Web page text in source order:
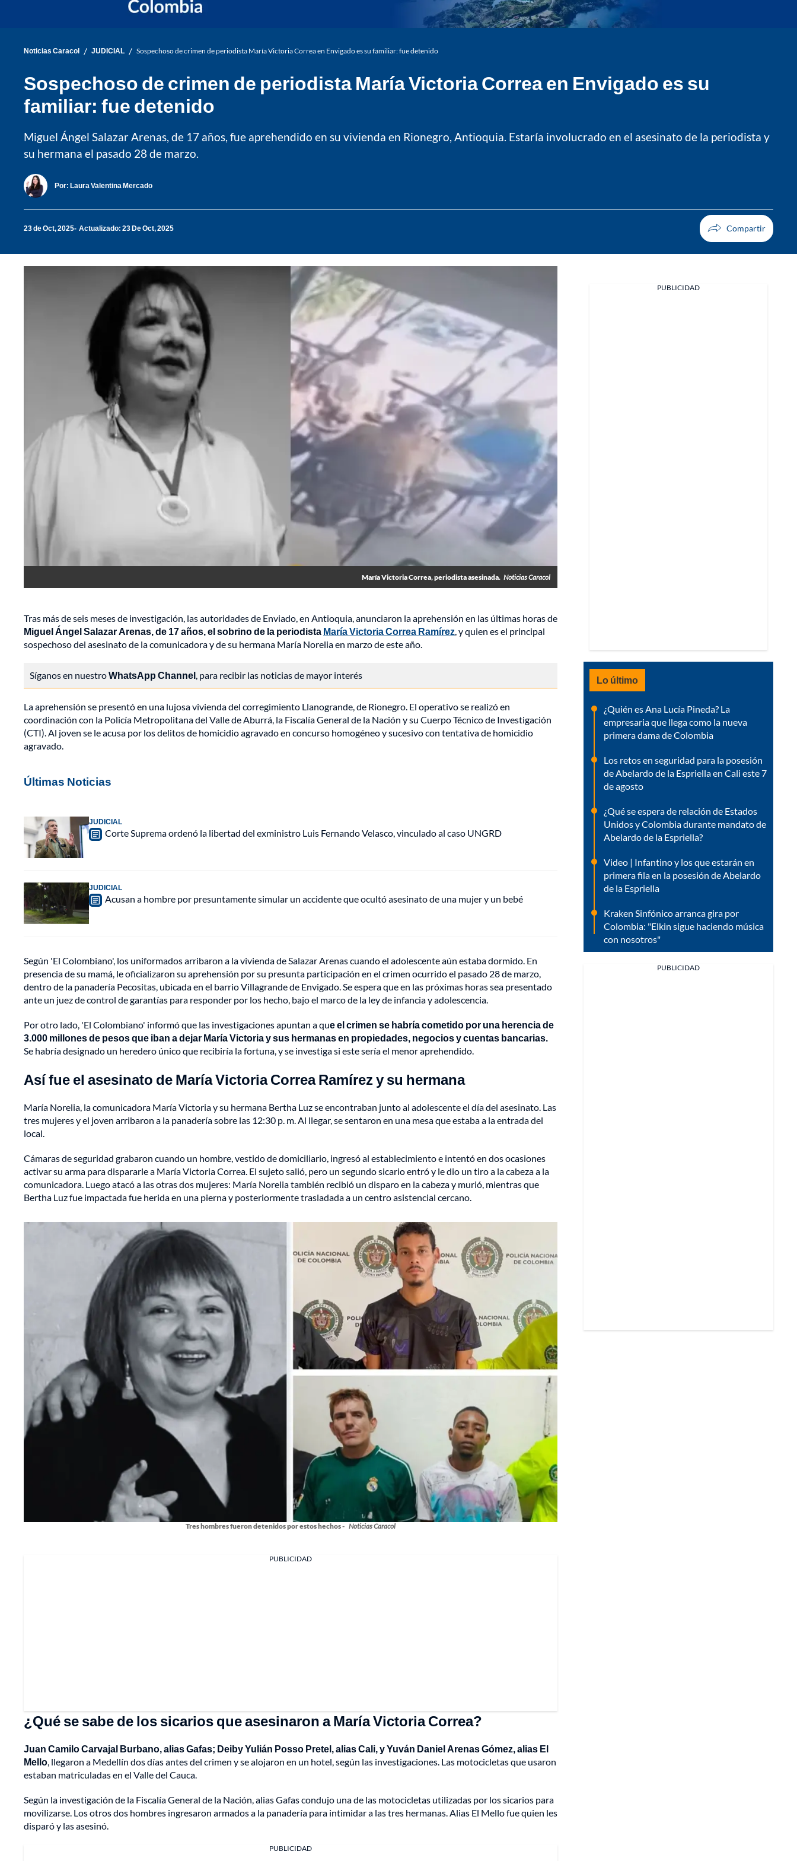
Noticias Caracol / JUDICIAL / Sospechoso de crimen de periodista María Victoria Correa en Envigado es su familiar: fue detenido
Sospechoso de crimen de periodista María Victoria Correa en Envigado es su
familiar: fue detenido
Miguel Ángel Salazar Arenas, de 17 años, fue aprehendido en su vivienda en Rionegro, Antioquia. Estaría involucrado en el asesinato de la periodista y
su hermana el pasado 28 de marzo.
Por: Laura Valentina Mercado
23 de Oct, 2025 Actualizado: 23 De Oct, 2025
María Victoria Correa, periodista asesinada. Noticias Caracol
Tras más de seis meses de investigación, las autoridades de Enviado, en Antioquia, anunciaron la aprehensión en las últimas horas de
Miguel Ángel Salazar Arenas, de 17 años, el sobrino de la periodista María Victoria Correa Ramírez, y quien es el principal
sospechoso del asesinato de la comunicadora y de su hermana María Norelia en marzo de este año.
Síganos en nuestroWhatsApp Channel, para recibir las noticias de mayor interés
La aprehensión se presentó en una lujosa vivienda del corregimiento Llanogrande, de Rionegro. El operativo se realizó en
coordinación con la Policía Metropolitana del Valle de Aburrá, la Fiscalía General de la Nación y su Cuerpo Técnico de Investigación
(CTI). Al joven se le acusa por los delitos de homicidio agravado en concurso homogéneo y sucesivo con tentativa de homicidio
agravado.
Últimas Noticias
JUDICIAL
Corte Suprema ordenó la libertad del exministro Luis Fernando Velasco, vinculado al caso UNGRD
JUDICIAL
Acusan a hombre por presuntamente simular un accidente que ocultó asesinato de una mujer y un bebé
Según 'El Colombiano', los uniformados arribaron a la vivienda de Salazar Arenas cuando el adolescente aún estaba dormido. En
presencia de su mamá, le oficializaron su aprehensión por su presunta participación en el crimen ocurrido el pasado 28 de marzo,
dentro de la panadería Pecositas, ubicada en el barrio Villagrande de Envigado. Se espera que en las próximas horas sea presentado
ante un juez de control de garantías para responder por los hecho, bajo el marco de la ley de infancia y adolescencia.
Por otro lado, 'El Colombiano' informó que las investigaciones apuntan a que el crimen se habría cometido por una herencia de
3.000 millones de pesos que iban a dejar María Victoria y sus hermanas en propiedades, negocios y cuentas bancarias.
Se habría designado un heredero único que recibiría la fortuna, y se investiga si este sería el menor aprehendido.
Así fue el asesinato de María Victoria Correa Ramírez y su hermana
María Norelia, la comunicadora María Victoria y su hermana Bertha Luz se encontraban junto al adolescente el día del asesinato. Las
tres mujeres y el joven arribaron a la panadería sobre las 12:30 p. m. Al llegar, se sentaron en una mesa que estaba a la entrada del
local.
Cámaras de seguridad grabaron cuando un hombre, vestido de domiciliario, ingresó al establecimiento e intentó en dos ocasiones
activar su arma para dispararle a María Victoria Correa. El sujeto salió, pero un segundo sicario entró y le dio un tiro a la cabeza a la
comunicadora. Luego atacó a las otras dos mujeres: María Norelia también recibió un disparo en la cabeza y murió, mientras que
Bertha Luz fue impactada fue herida en una pierna y posteriormente trasladada a un centro asistencial cercano.
Tres hombres fueron detenidos por estos hechos - Noticias Caracol
PUBLICIDAD
¿Qué se sabe de los sicarios que asesinaron a María Victoria Correa?
Juan Camilo Carvajal Burbano, alias Gafas; Deiby Yulián Posso Pretel, alias Cali, y Yuván Daniel Arenas Gómez, alias El
Mello, llegaron a Medellín dos días antes del crimen y se alojaron en un hotel, según las investigaciones. Las motocicletas que usaron
estaban matriculadas en el Valle del Cauca.
Según la investigación de la Fiscalía General de la Nación, alias Gafas condujo una de las motocicletas utilizadas por los sicarios para
movilizarse. Los otros dos hombres ingresaron armados a la panadería para intimidar a las tres hermanas. Alias El Mello fue quien les
disparó y las asesinó.
PUBLICIDAD
PUBLICIDAD
Lo último
¿Quién es Ana Lucía Pineda? La
empresaria que llega como la nueva
primera dama de Colombia
Los retos en seguridad para la posesión
de Abelardo de la Espriella en Cali este 7
de agosto
¿Qué se espera de relación de Estados
Unidos y Colombia durante mandato de
Abelardo de la Espriella?
Video | Infantino y los que estarán en
primera fila en la posesión de Abelardo
de la Espriella
Kraken Sinfónico arranca gira por
Colombia: "Elkin sigue haciendo música
con nosotros"
PUBLICIDAD